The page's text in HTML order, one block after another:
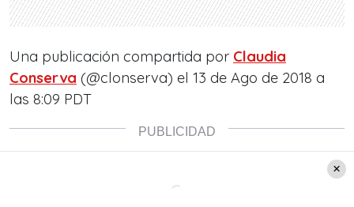
Una publicación compartida por Claudia
Conserva (@clonserva) el 13 de Ago de 2018 a
las 8:09 PDT